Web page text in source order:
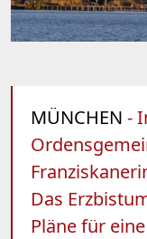
MÜNCHEN -
Das
Pläne für